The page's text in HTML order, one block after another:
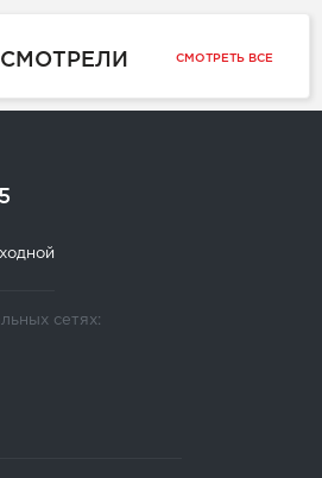
СМОТРЕТЬ ВСЕ
сетях: